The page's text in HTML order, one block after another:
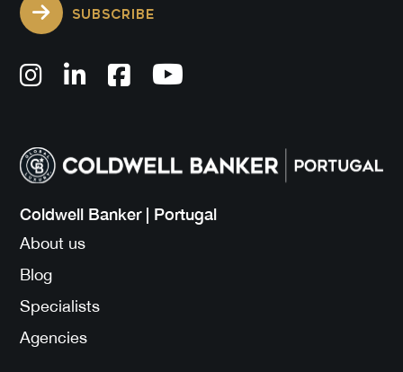
SUBSCRIBE
Coldwell Banker | Portugal
About us
Blog
Specialists
Agencies